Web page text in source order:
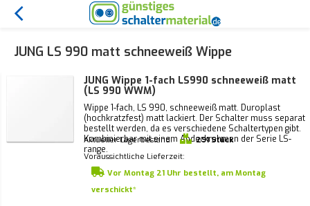
JUNG LS 990 matt schneeweiß Wippe
JUNG Wippe 1-fach LS990 schneeweiß matt
(LS 990 WWM)
Wippe 1-fach, LS 990, schneeweiß matt. Duroplast
(hochkratzfest) matt lackiert. Der Schalter muss separat
bestellt werden, da es verschiedene Schaltertypen gibt.
Kombinierbar mit einem Abdeckrahmen der Serie LS-
range.
Aktueller Lagerbestand:
291 Stück
Voraussichtliche Lieferzeit:
Vor Montag 21 Uhr bestellt, am Montag
verschickt*